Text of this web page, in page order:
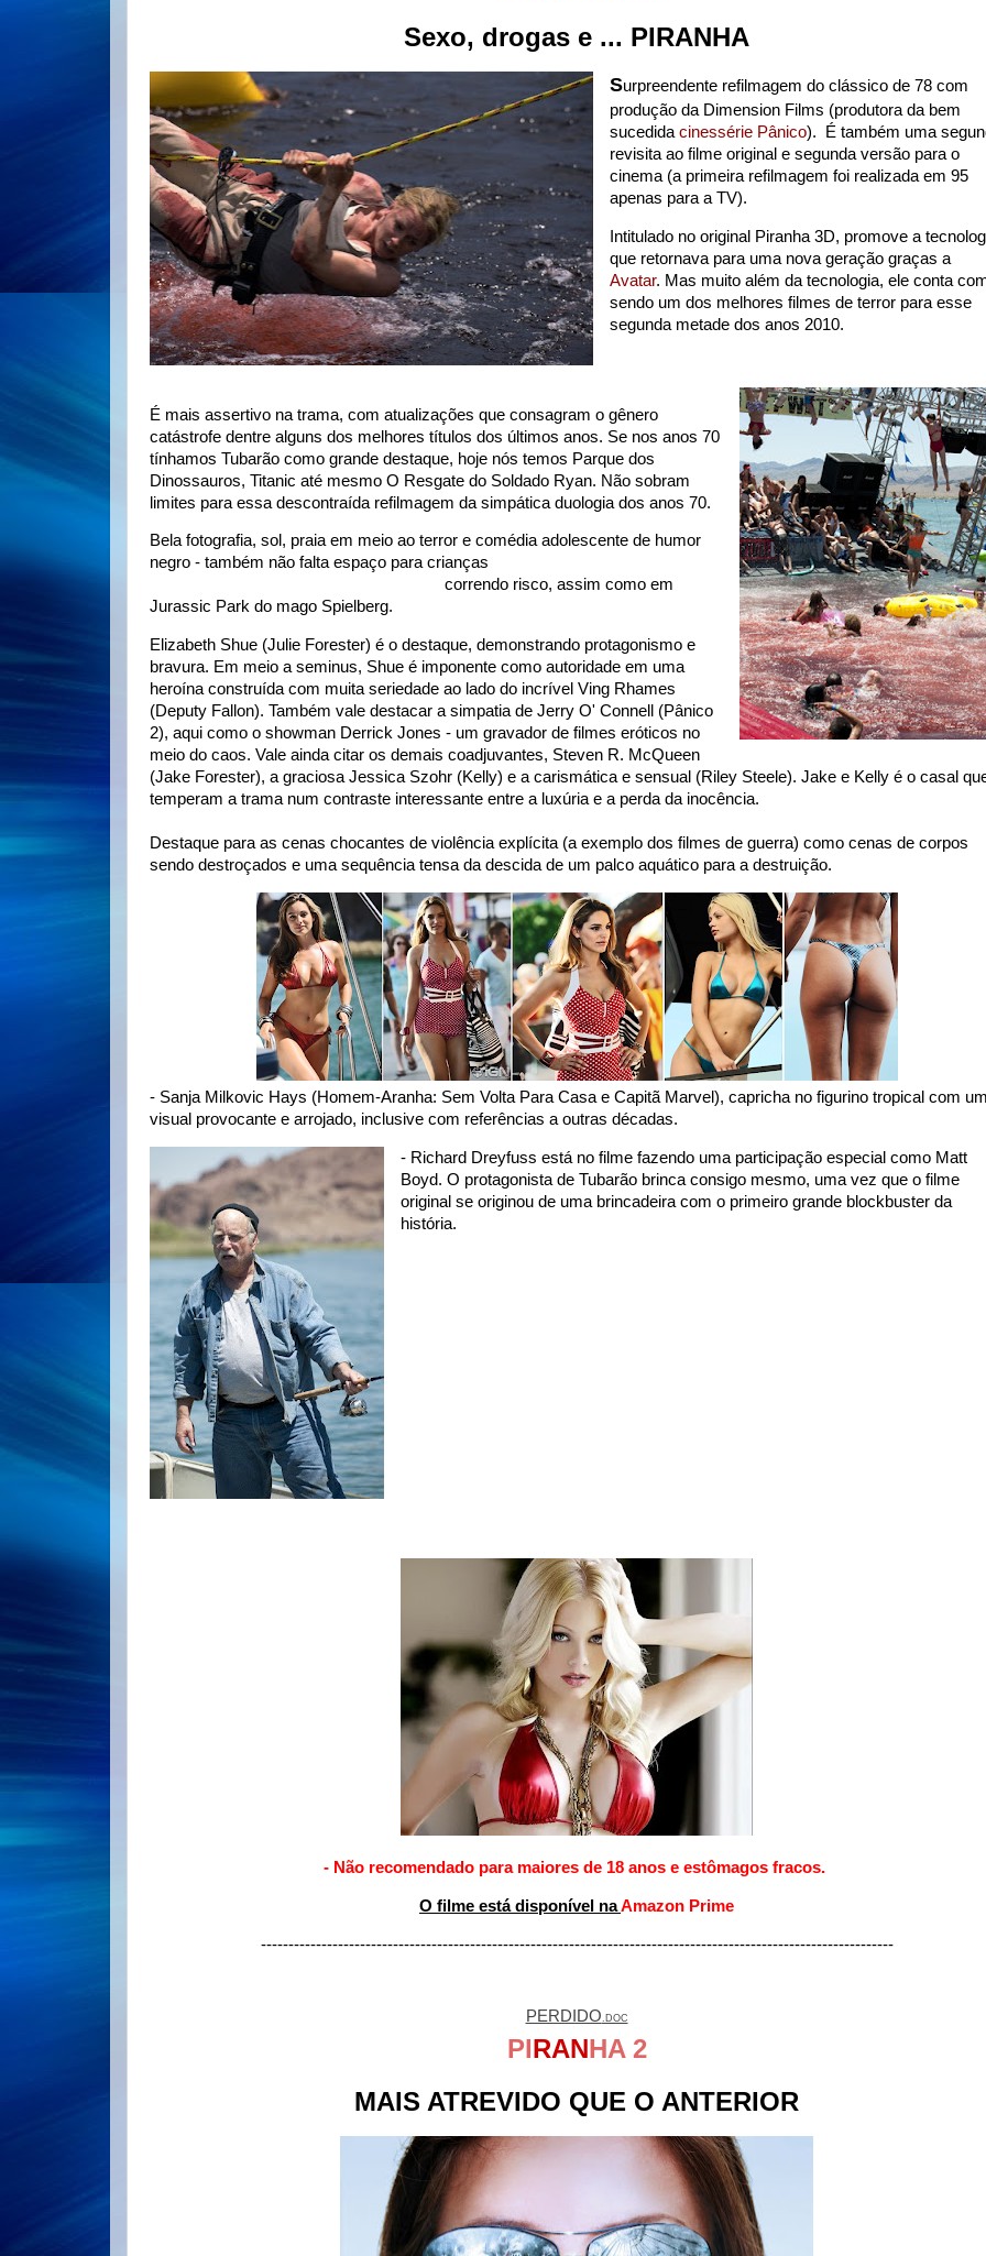
Sexo, drogas e ... PIRANHA
Surpreendente refilmagem do clássico de 78 com
produção da Dimension Films (produtora da bem
sucedida cinessérie Pânico). É também uma
revisita ao filme original e segunda versão para o
cinema (a primeira refilmagem foi realizada em 95
apenas para a TV).
Intitulado no original Piranha 3D, promove a
que retornava para uma nova geração graças a
Avatar. Mas muito além da tecnologia, ele conta
sendo um dos melhores filmes de terror para esse
segunda metade dos anos 2010.
É mais assertivo na trama, com atualizações que consagram o gênero
catástrofe dentre alguns dos melhores títulos dos últimos anos. Se nos anos 70
tínhamos Tubarão como grande destaque, hoje nós temos Parque dos
Dinossauros, Titanic até mesmo O Resgate do Soldado Ryan. Não sobram
limites para essa descontraída refilmagem da simpática duologia dos anos 70.
Bela fotografia, sol, praia em meio ao terror e comédia adolescente de humor
negro - também não falta espaço para crianças
correndo risco, assim como em
Jurassic Park do mago Spielberg.
Elizabeth Shue (Julie Forester) é o destaque, demonstrando protagonismo e
bravura. Em meio a seminus, Shue é imponente como autoridade em uma
heroína construída com muita seriedade ao lado do incrível Ving Rhames
(Deputy Fallon). Também vale destacar a simpatia de Jerry O' Connell (Pânico
2), aqui como o showman Derrick Jones - um gravador de filmes eróticos no
meio do caos. Vale ainda citar os demais coadjuvantes, Steven R. McQueen
(Jake Forester), a graciosa Jessica Szohr (Kelly) e a carismática e sensual (Riley Steele). Jake e Kelly é o casal
temperam a trama num contraste interessante entre a luxúria e a perda da inocência.
Destaque para as cenas chocantes de violência explícita (a exemplo dos filmes de guerra) como cenas de corpos
sendo destroçados e uma sequência tensa da descida de um palco aquático para a destruição.
- Sanja Milkovic Hays (Homem-Aranha: Sem Volta Para Casa e Capitã Marvel), capricha no figurino tropical com
visual provocante e arrojado, inclusive com referências a outras décadas.
- Richard Dreyfuss está no filme fazendo uma participação especial como Matt
Boyd. O protagonista de Tubarão brinca consigo mesmo, uma vez que o filme
original se originou de uma brincadeira com o primeiro grande blockbuster da
história.
- Não recomendado para maiores de 18 anos e estômagos fracos.
O filme está disponível naAmazon Prime
-------------------------------------------------------------------------------------------------------------------
PERDIDO .DOC
PIRANHA 2
MAIS ATREVIDO QUE O ANTERIOR